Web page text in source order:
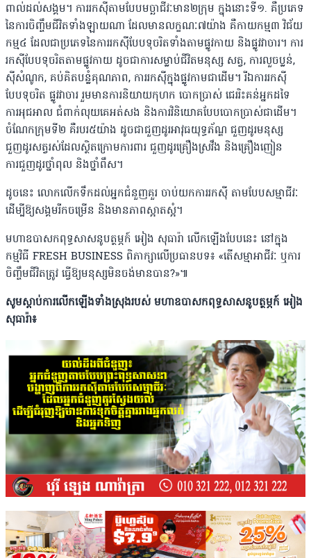
ពាល់ដល់សង្គម។ ការរកស៊ីតាមបែបមច្ឆាជីវៈមាន២ក្រុម ក្នុងនោះទី១. គឺប្រភេទ
នៃការចិញ្ចឹមជីវិតទាំងឡាយណា ដែលមានលក្ខណៈ៧យ៉ាង គឺកាយកម្ម៣ វិជ័យ
កម្ម៤ ដែលជាប្រភេទនៃការរកស៊ីបែបទុចរិតទាំងតាមផ្លូវកាយ និងផ្លូវវាចារ។ ការ
រកស៊ីបែបទុចរិត​តាមផ្លូវកាយ ដូចជាការសម្លាប់ជីវិតមនុស្ស សត្វ, ការលួចប្លន់,
ស៊ីសំណូក, គប់គិតបន្លំគុណភាព, ការរកស៊ីក្នុងផ្លូវកាមជាដើម។ រីឯការរកស៊ី
បែបទុចរិត​ ​ផ្លូវវាចារ រួមមានការនិយាយកុហក បោកប្រាស់ ជេររិះគន់អ្នកដទៃ
ការអុជអាល ជំពាក់លុយគេអត់សង និងការវិនិយោគបែបបោកប្រាស់ជាដើម។
ចំណែកក្រុមទី២ គឺ​របរ៥យ៉ាង ដូចជា​ជួញដូរអាវុធយុទ្ធភ័ណ្ឌ ជួញដូរមនុស្ស
ជួញដូរសត្វរស់ដែលស្ថិតក្រោមការពារ ជួញដូរគ្រឿងស្រវឹង និងគ្រឿងញៀន
ការជួញដូរថ្នាំពុល និងថ្នាំពឹស។
ដូចនេះ លោកលើកទឹកដល់អ្នកជំនួញគួរ ចាប់យកការរកស៊ី តាមបែបសម្មាជីវៈ
ដើម្បីឱ្យសង្គមរីកចម្រើន និងមានភាពស្អាតស្អំ។
​មហាឧបាសកពុទ្ធសាសនូបត្ថម្ភក៍ អៀង សុធារ៉ា លើកឡើងបែបនេះ នៅក្នុង
កម្មវិធី FRESH BUSINESS​ ពិភាក្សាលើប្រធានបទ៖ «តើសម្មាអាជីវៈ ឬការ
ចិញ្ចឹមជីវិតត្រូវ ធ្វើឱ្យមនុស្សមិនចង់មានបាន?»៕
សូមស្តាប់ការលើកឡើងទាំងស្រុងរបស់ ​មហាឧបាសកពុទ្ធសាសនូបត្ថម្ភក៍ អៀង
សុធារ៉ា៖